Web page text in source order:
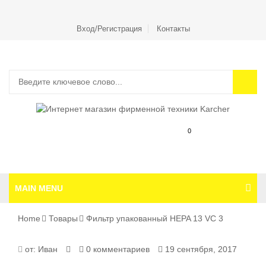
Вход/Регистрация Контакты
0
MAIN MENU
Home Товары Фильтр упакованный HEPA 13 VC 3
от: Иван 0 комментариев 19 сентября, 2017